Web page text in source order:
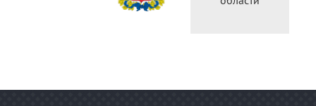
федерации